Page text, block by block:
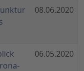
08.06.2020
06.05.2020